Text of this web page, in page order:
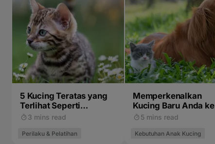
5 Kucing Teratas yang
Terlihat Seperti
Harimau, Macan Tutul,
3 mins read
Perilaku & Pelatihan
Memperkenalkan
Kucing Baru Anda ke
Hewan Peliharaan
5 mins read
Kebutuhan Anak Kucing